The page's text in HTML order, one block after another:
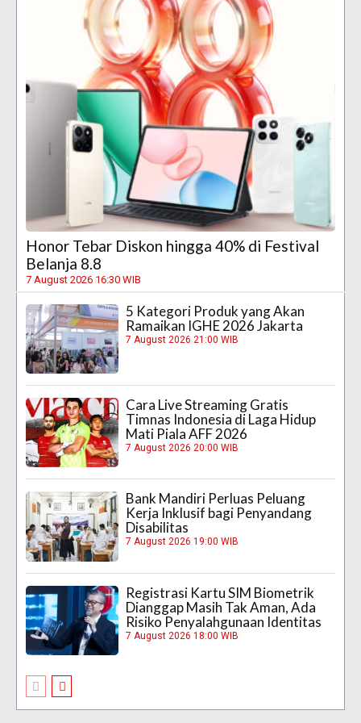
Honor Tebar Diskon hingga 40% di Festival
Belanja 8.8
7 August 2026 16:30 WIB
5 Kategori Produk yang Akan
Ramaikan IGHE 2026 Jakarta
7 August 2026 21:00 WIB
Cara Live Streaming Gratis
Timnas Indonesia di Laga Hidup
Mati Piala AFF 2026
7 August 2026 20:00 WIB
Bank Mandiri Perluas Peluang
Kerja Inklusif bagi Penyandang
Disabilitas
7 August 2026 19:00 WIB
Registrasi Kartu SIM Biometrik
Dianggap Masih Tak Aman, Ada
Risiko Penyalahgunaan Identitas
7 August 2026 18:00 WIB